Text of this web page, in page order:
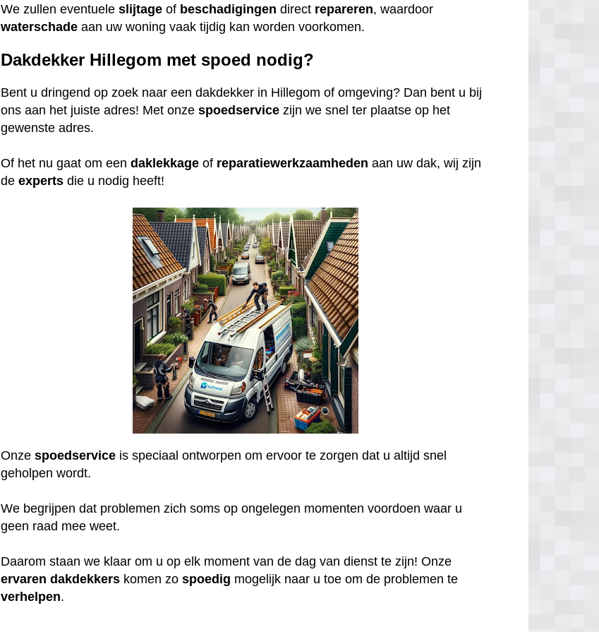
We zullen eventueleslijtage of beschadigingen direct repareren, waardoor
waterschade aan uw woning vaak tijdig kan worden voorkomen.
Dakdekker Hillegom met spoed nodig?
Bent u dringend op zoek naar een dakdekker in Hillegom of omgeving? Dan bent u bij
ons aan het juiste adres! Met onzespoedservice zijn we snel ter plaatse op het
gewenste adres.
Of het nu gaat om eendaklekkage of reparatiewerkzaamheden aan uw dak, wij zijn
deexperts die u nodig heeft!
Onzespoedservice is speciaal ontworpen om ervoor te zorgen dat u altijd snel
geholpen wordt.
We begrijpen dat problemen zich soms op ongelegen momenten voordoen waar u
geen raad mee weet.
Daarom staan we klaar om u op elk moment van de dag van dienst te zijn! Onze
ervaren dakdekkers komen zospoedig mogelijk naar u toe om de problemen te
verhelpen.